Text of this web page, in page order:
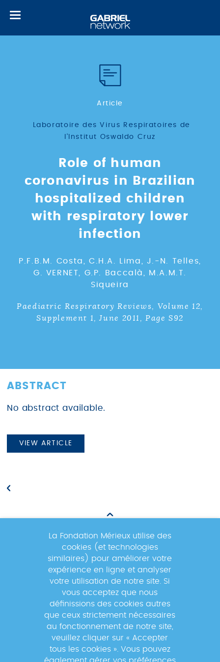
Toggle
Article
Laboratoire des Virus Respiratoires de
l'Institut Oswaldo Cruz
Role of human
coronavirus in Brazilian
hospitalized children
with respiratory lower
infection
P.F.B.M. Costa, C.H.A. Lima, J.-N. Telles,
G. VERNET, G.P. Baccalà, M.A.M.T.
Siqueira
Paediatric Respiratory Reviews, Volume 12,
Supplement 1, June 2011, Page S92
ABSTRACT
No abstract available.
VIEW ARTICLE
Newsletter
Inscrivez-vous à la newsletter pour
suivre les actualités du réseau GABRIEL
La Fondation Mérieux utilise des
cookies (et technologies
similaires) pour améliorer votre
expérience en ligne et analyser
votre utilisation de notre site. Si
vous acceptez que nous
définissions des cookies autres
que ceux strictement nécessaires
au fonctionnement de notre site,
veuillez cliquer sur « Accepter
tous les cookies ». Vous pouvez